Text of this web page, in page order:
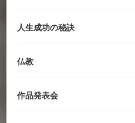
人生成功の秘訣
仏教
作品発表会